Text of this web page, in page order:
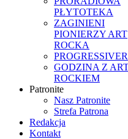
PŁYTOTEKA
ZAGINIENI
PIONIERZY ART
ROCKA
PROGRESSIVER
GODZINA Z
ROCKIEM
Patronite
Nasz Patronite
Strefa Patrona
Redakcja
Kontakt